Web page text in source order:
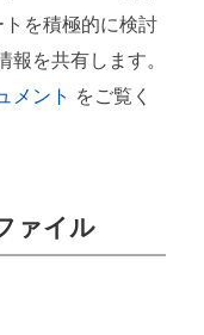
を積極的に検討
を共有します。
メント をご覧く
ァイル